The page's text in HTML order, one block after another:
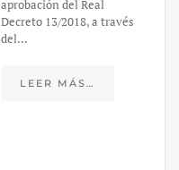
Daniel
Fernández